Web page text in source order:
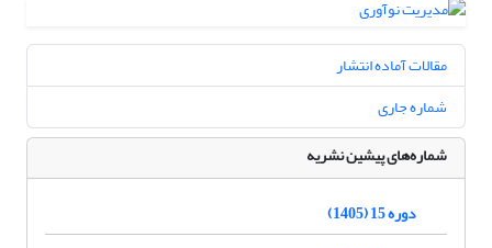
مقالات آماده انتشار
شماره جاری
شماره‌های پیشین نشریه
دوره 15 (1405)